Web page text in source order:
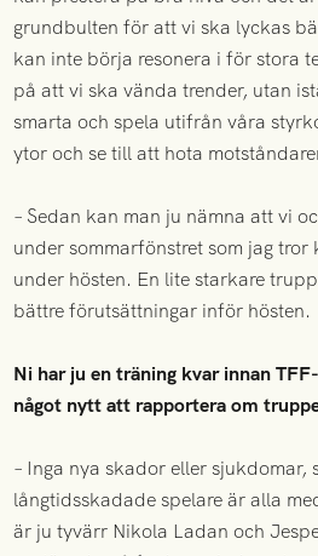
grundbulten för att vi ska lyckas
kan inte börja resonera i för stora
på att vi ska vända trender, utan
smarta och spela utifrån våra
ytor och se till att hota
– Sedan kan man ju nämna att vi
under sommarfönstret som jag
under hösten. En lite starkare
bättre förutsättningar inför hösten.
Ni har ju en träning kvar innan
något nytt att rapportera om
– Inga nya skador eller sjukdomar,
långtidsskadade spelare är alla
är ju tyvärr Nikola Ladan och